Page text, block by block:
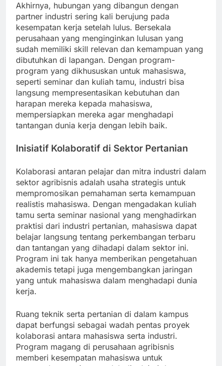
Akhirnya, hubungan yang dibangun dengan
partner industri sering kali berujung pada
kesempatan kerja setelah lulus. Bersekala
perusahaan yang menginginkan lulusan yang
sudah memiliki skill relevan dan kemampuan yang
dibutuhkan di lapangan. Dengan program-
program yang dikhususkan untuk mahasiswa,
seperti seminar dan kuliah tamu, industri bisa
langsung mempresentasikan kebutuhan dan
harapan mereka kepada mahasiswa,
mempersiapkan mereka agar menghadapi
tantangan dunia kerja dengan lebih baik.
Inisiatif Kolaboratif di Sektor Pertanian
Kolaborasi antaran pelajar dan mitra industri dalam
sektor agribisnis adalah usaha strategis untuk
mempromosikan pemahaman serta kemampuan
realistis mahasiswa. Dengan mengadakan kuliah
tamu serta seminar nasional yang menghadirkan
praktisi dari industri pertanian, mahasiswa dapat
belajar langsung tentang perkembangan terbaru
dan tantangan yang dihadapi dalam sektor ini.
Program ini tak hanya memberikan pengetahuan
akademis tetapi juga mengembangkan jaringan
yang untuk mahasiswa dalam menghadapi dunia
kerja.
Ruang teknik serta pertanian di dalam kampus
dapat berfungsi sebagai wadah pentas proyek
kolaborasi antara mahasiswa serta industri.
Program magang di perusahaan agribisnis
memberi kesempatan mahasiswa untuk